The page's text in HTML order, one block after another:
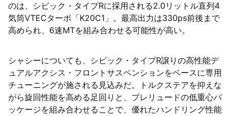
のは、シビック・タイプRに採用される2.0リットル直列4
気筒VTECターボ「K20C1」。最高出力は330ps前後まで
高められ、6速MTを組み合わせる可能性が高い。
シャシーについても、シビック・タイプR譲りの高性能デ
ュアルアクシス・フロントサスペンションをベースに専用
チューニングが施される見込みだ。トルクステアを抑えな
がら旋回性能を高める足回りと、プレリュードの低重心パ
ッケージを組み合わせることで、優れたハンドリング性能